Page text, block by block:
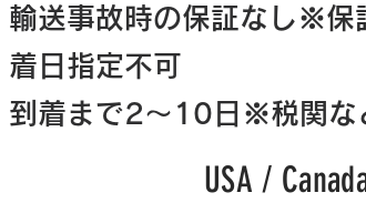
輸送事故時の保証なし※保
着日指定不可
到着まで2～10日※税関な
USA /